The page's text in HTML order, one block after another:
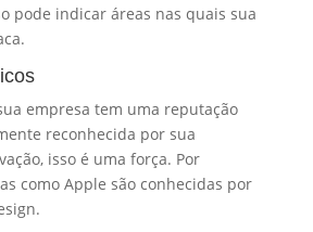
pode indicar áreas nas quais sua
empresa tem uma reputação
reconhecida por sua
isso é uma força. Por
como Apple são conhecidas por